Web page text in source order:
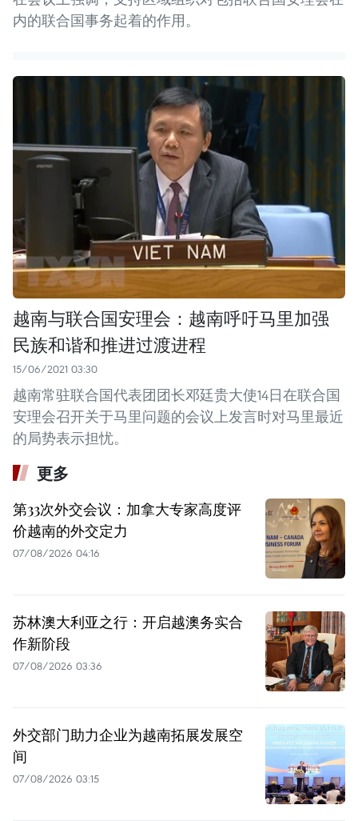
内的联合国事务起着的作用。
越南与联合国安理会：越南呼吁马里加强
民族和谐和推进过渡进程
15/06/2021 03:30
越南常驻联合国代表团团长邓廷贵大使14日在联合国
安理会召开关于马里问题的会议上发言时对马里最近
的局势表示担忧。
更多
第33次外交会议：加拿大专家高度评
价越南的外交定力
07/08/2026 04:16
苏林澳大利亚之行：开启越澳务实合
作新阶段
07/08/2026 03:36
外交部门助力企业为越南拓展发展空
间
07/08/2026 03:15